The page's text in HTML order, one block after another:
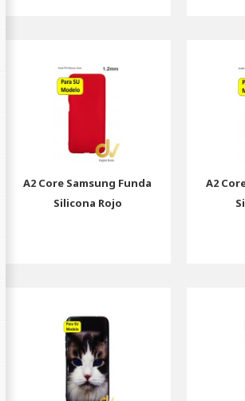
A2 Core Samsung Funda
Silicona Rojo
A2